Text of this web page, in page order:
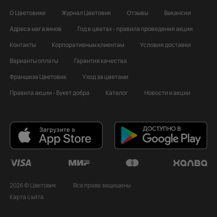
О Цветовике Журнал Цветовик Отзывы
Вакансии
Адреса магазинов
Год в цветах - правила проведения акции
Контакты
Корпоративным клиентам
Условия доставки
Варианты оплаты
Гарантия качества
Франшиза Цветовик
Уход за цветами
Правила акции - Букет добра
Каталог Новости и акции
2026 © Цветовик
Все права защищены
Карта сайта